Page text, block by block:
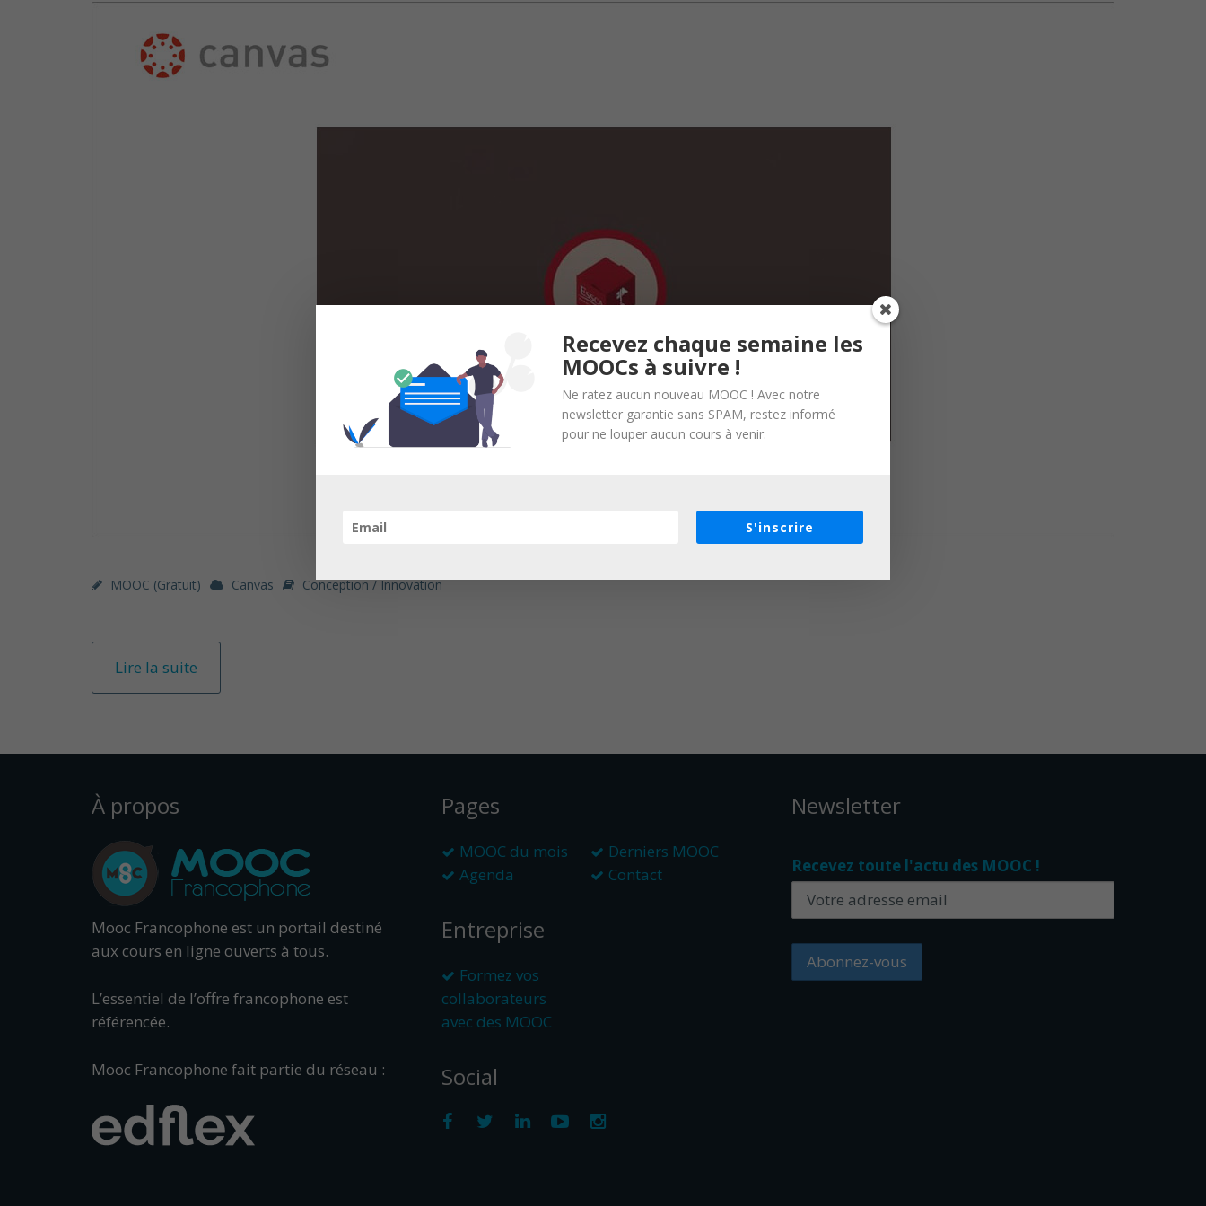
MOOC (gratuit) Canvas Conception / Innovation
Lire la suite
À propos
Mooc Francophone est un portail destiné
aux cours en ligne ouverts à tous.
L’essentiel de l’offre francophone est
référencée.
Mooc Francophone fait partie du réseau :
Pages
MOOC du mois
Derniers MOOC
Agenda
Contact
Entreprise
Formez vos
collaborateurs
avec des MOOC
Social
Newsletter
Recevez toute l'actu des MOOC !
Recevez chaque semaine les
MOOCs à suivre !
Ne ratez aucun nouveau MOOC ! Avec notre
newsletter garantie sans SPAM, restez informé
pour ne louper aucun cours à venir.
S'inscrire